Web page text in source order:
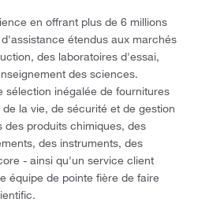
en offrant plus de 6 millions
étendus aux marchés
des laboratoires d'essai,
des sciences.
sélection inégalée de fournitures
la vie, de sécurité et de gestion
des produits chimiques, des
des instruments, des
- ainsi qu'un service client
équipe de pointe fière de faire